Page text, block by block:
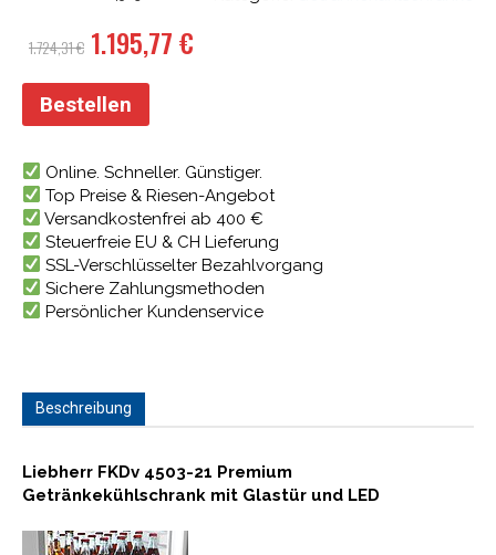
1.724,31€ Ursprünglicher
Preis
war:
1.724,31 €
1.195,77€
Bestellen
Online. Schneller. Günstiger.
Top Preise & Riesen-Angebot
Versandkostenfrei ab 400 €
Steuerfreie EU & CH Lieferung
SSL-Verschlüsselter Bezahlvorgang
Sichere Zahlungsmethoden
Persönlicher Kundenservice
Beschreibung
Liebherr FKDv 4503-21 Premium
Getränkekühlschrank mit Glastür und LED